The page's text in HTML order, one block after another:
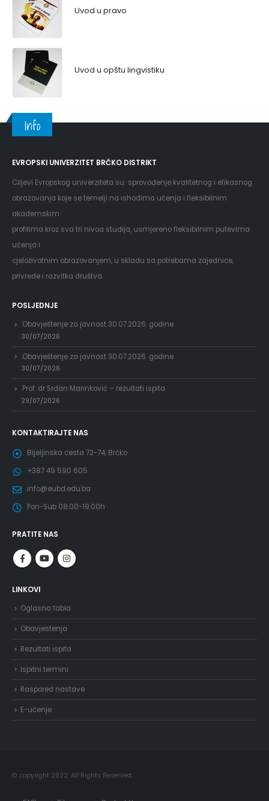
Uvod u pravo
Uvod u opštu lingvistiku
Info
EVROPSKI UNIVERZITET BRČKO DISTRIKT
Ciljevi Evropskog univerziteta su: sprovođenje kvalitetnog i efikasnog
obrazovanja koje se temelji na ishodima učenja i fleksibilnim
akademskim
profilima kroz sva tri nivoa studija, usmjereno fleksibilnim putevima
učenja i
cjeloživotnim obrazovanjem, u skladu sa potrebama zajednice,
privrede i razvitka društva.
POSLJEDNJE
Obavještenje za javnost 30.07.2026. godine
30/07/2026
Obavještenje za javnost 30.07.2026. godine
30/07/2026
Prof. dr Srđan Marinković – rezultati ispita
29/07/2026
KONTAKTIRAJTE NAS
Bijeljinska cesta 72-74, Brčko
+387 49 590 605
info@eubd.edu.ba
Pon-Sub 08.00-19.00h
PRATITE NAS
LINKOVI
Oglasna tabla
Obavjestenja
Rezultati ispita
Ispitni termini
Raspored nastave
E-učenje
© copyright 2022. All Rights Reserved.